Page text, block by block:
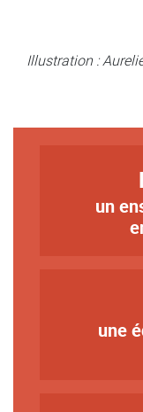
Illustration :
un
une